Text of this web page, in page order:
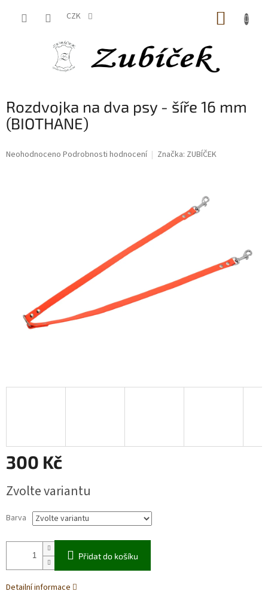
CZK
Rozdvojka na dva psy - šíře 16 mm
(BIOTHANE)
Průměrné
Neohodnoceno Podrobnosti hodnocení Značka: ZUBÍČEK
300 Kč
cena:
Zvolte variantu
Barva
Přidat do košíku
Detailní informace